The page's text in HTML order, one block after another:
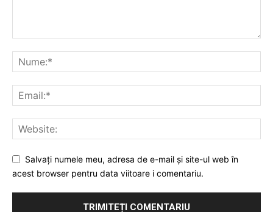
Salvați numele meu, adresa de e-mail și site-ul web în
acest browser pentru data viitoare i comentariu.